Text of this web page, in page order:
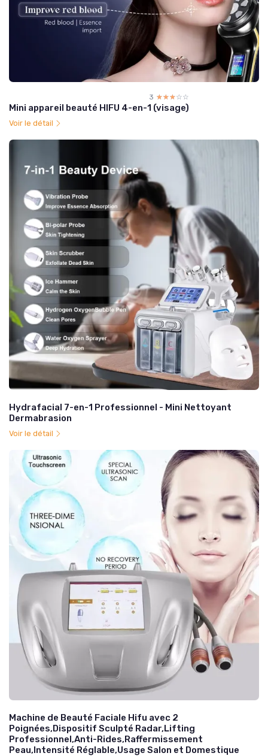
3 ☆☆☆☆☆
★★★★★
Mini appareil beauté HIFU 4-en-1 (visage)
Voir le détail
Hydrafacial 7-en-1 Professionnel - Mini Nettoyant
Dermabrasion
Voir le détail
Machine de Beauté Faciale Hifu avec 2
Poignées,Dispositif Sculpté Radar,Lifting
Professionnel,Anti-Rides,Raffermissement
Peau,Intensité Réglable,Usage Salon et Domestique